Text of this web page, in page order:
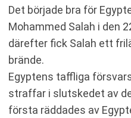
Det började bra för
Mohammed Salah i den
därefter fick Salah ett
brände.
Egyptens taffliga
straffar i slutskedet av
första räddades av